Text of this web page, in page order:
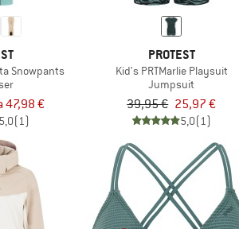
Snowpants
47,98 €
5,0(1)
PROTEST
Kid's PRTMarlie Playsuit
Jumpsuit
39,95 € 25,97 €
5,0(1)